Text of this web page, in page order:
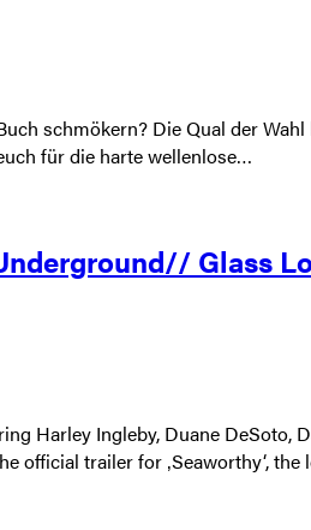
schmökern? Die Qual der
für die harte wellenlose…
Glass
Harley Ingleby, Duane DeSoto,
trailer for ‚Seaworthy‘, the